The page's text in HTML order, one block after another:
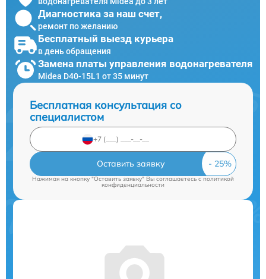
Диагностика за наш счет,
ремонт по желанию
Бесплатный выезд курьера
в день обращения
Замена платы управления водонагревателя
Midea D40-15L1 от 35 минут
Бесплатная консультация со
специалистом
Оставить заявку
Нажимая на кнопку "Оставить заявку" Вы соглашаетесь cполитикой
конфиденциальности